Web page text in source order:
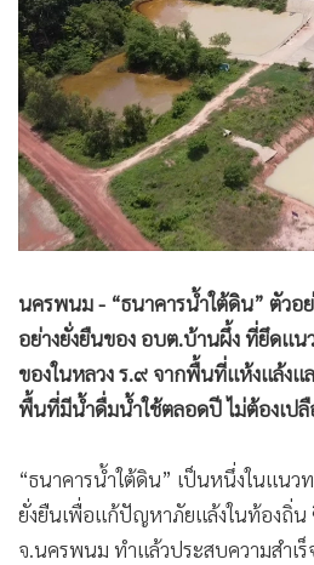
• Cyber BIZ
• ผู้จัดกวน
• Good health & Well-being
• Green Innovation & SD
• Management & HR
• MGR Live
Infographic
• ท่องเที่ยว
• กีฬา
• ต่างประเทศ
•
เศรษฐกิจ-ธุรกิจ
• จีน
• ชุมชน-คุณภาพชีวิต
นครพนม - “ธนาคารน้ำใต้ดิน” ตัวอ
อย่างยั่งยืนของ อบต.บ้านผึ้ง ที่ยึดแน
ของในหลวง ร.๙ จากพื้นที่แห้งแล้งแ
พื้นที่มีน้ำดื่มน้ำใช้ตลอดปี ไม่ต้องเป
“ธนาคารน้ำใต้ดิน” เป็นหนึ่งในแนว
ยั่งยืนเพื่อแก้ปัญหาภัยแล้งในท้องถิ่น
จ.นครพนม ทำแล้วประสบความสำเ